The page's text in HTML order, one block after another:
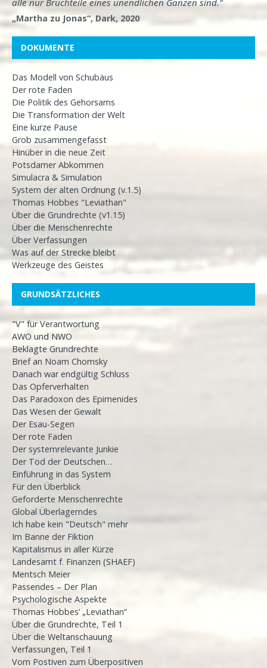
„Martha zu Jonas“, Dark, 2020
DOKUMENTE
Das Modell von Schubäus
Der rote Faden
Die Politik des Gehorsams
Die Transformation der Welt
Eine kurze Pause
Grob zusammengefasst
Hinüber in die neue Zeit
Potsdamer Abkommen
Simulacra & Simulation
System der alten Ordnung (v.1.5)
Thomas Hobbes "Leviathan"
Über die Grundrechte (v1.15)
Über die Menschenrechte
Über Verfassungen
Was auf der Strecke bleibt
Werkzeuge des Geistes
GRUNDSÄTZLICHES
"V" für Verantwortung
AWO und NWO
Beklagte Grundrechte
Brief an Noam Chomsky
Danach war endgültig Schluss
Das Opferverhalten
Das Paradoxon des Epimenides
Das Wesen der Gewalt
Der Esau-Segen
Der rote Faden
Der systemrelevante Junkie
Der Tod der Deutschen…
Einführung in das System
Für den Überblick
Geforderte Menschenrechte
Global Überlagerndes
Ich habe kein "Deutsch" mehr
Im Banne der Fiktion
Kapitalismus in aller Kürze
Landesamt f. Finanzen (SHAEF)
Mentsch Meier
Passendes – Der Plan
Psychologische Aspekte
Thomas Hobbes’ „Leviathan“
Über die Grundrechte, Teil 1
Über die Weltanschauung
Verfassungen, Teil 1
Vom Postiven zum Überpositiven